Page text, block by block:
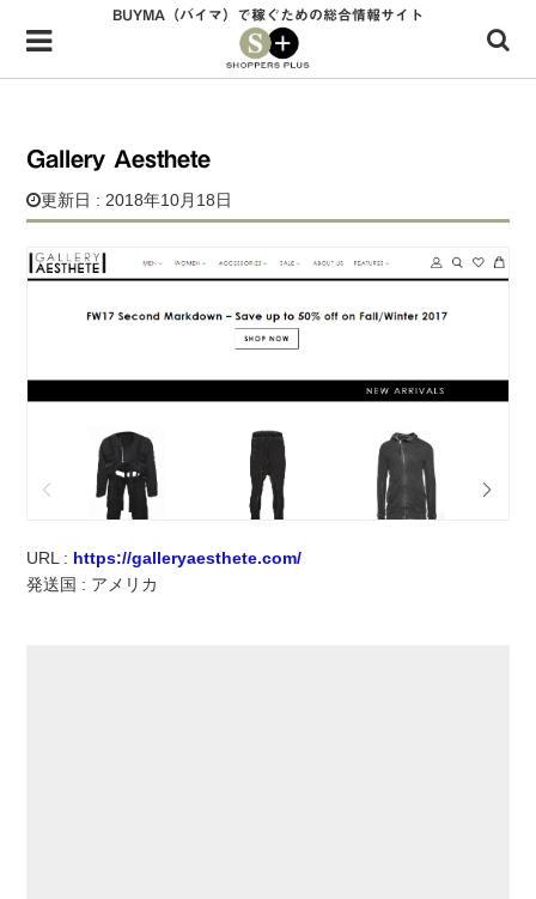
Menu
HOME
バイマの疑問に現役パーソナルショッパーが答えてみた
実録！海外ショップで買ってみた！
BUYMA（バイマ）で稼ぐための総合情報サイト
Gallery Aesthete
更新日 : 2018年10月18日
URL : https://galleryaesthete.com/
発送国 : アメリカ